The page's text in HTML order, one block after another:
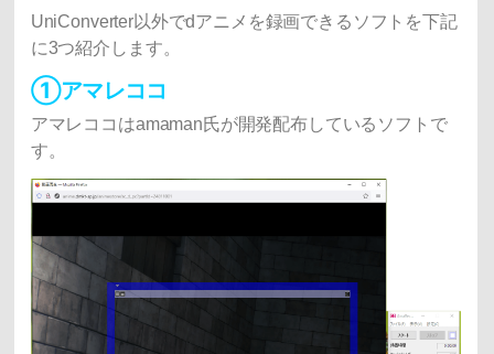
UniConverter以外でdアニメを録画できるソフトを下記
に3つ紹介します。
①アマレココ
アマレココはamaman氏が開発配布しているソフトで
す。